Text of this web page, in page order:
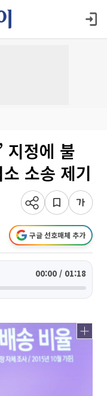
지정에 불
소송 제기
구글 선호매체 추가
00:00 / 01:18